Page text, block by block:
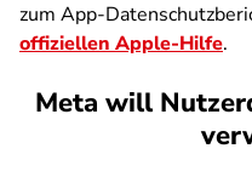
zum App-
offiziellen Apple-Hilfe.
Meta will